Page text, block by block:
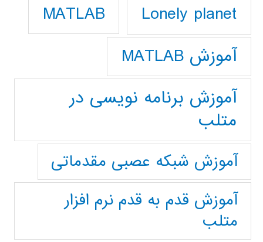
Lonely planet
MATLAB
آموزش MATLAB
آموزش برنامه نویسی در
متلب
آموزش شبکه عصبی مقدماتی
آموزش قدم به قدم نرم افزار
متلب